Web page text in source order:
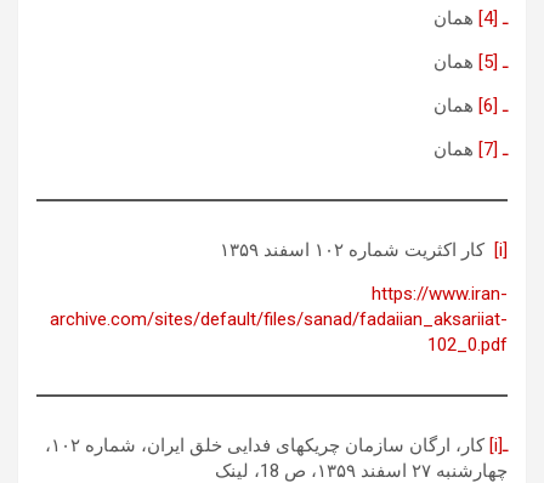
ـ [4]
همان
ـ [5]
همان
ـ [6]
همان
ـ [7]
همان
[i]
کار اکثریت شماره ۱۰۲ اسفند ۱۳۵۹
https://www.iran-
archive.com/sites/default/files/sanad/fadaiian_aksariiat-
102_0.pdf
ـ[i]
کار، ارگان سازمان چریکهای فدایی خلق ایران، شماره ۱۰۲،
چهارشنبه ۲۷ اسفند ۱۳۵۹، ص 18، لینک